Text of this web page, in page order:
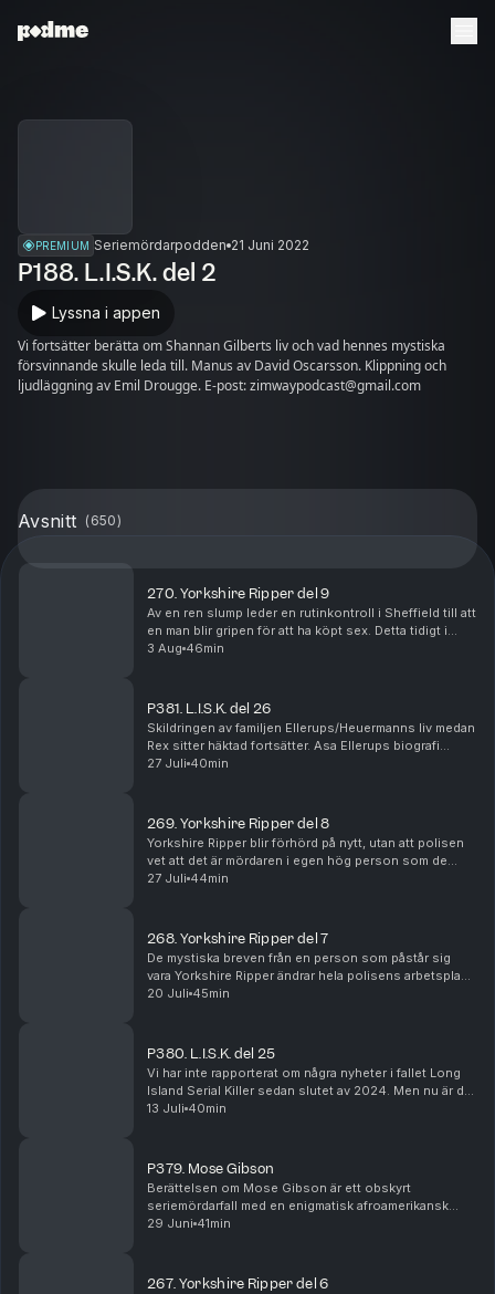
PREMIUM Seriemördarpodden 21 Juni 2022
P188. L.I.S.K. del 2
Lyssna i appen
Vi fortsätter berätta om Shannan Gilberts liv och vad hennes mystiska
försvinnande skulle leda till. Manus av David Oscarsson. Klippning och
ljudläggning av Emil Drougge. E-post: zimwaypodcast@gmail.com
Avsnitt ( 650)
270. Yorkshire Ripper del 9
Av en ren slump leder en rutinkontroll i Sheffield till att
en man blir gripen för att ha köpt sex. Detta tidigt i
januari, 1981. Det visar sig dock att omständigheterna
3 Aug 46min
P381. L.I.S.K. del 26
Skildringen av familjen Ellerups/Heuermanns liv medan
Rex sitter häktad fortsätter. Asa Ellerups biografi
broderas ut, och familjen får dessutom besök av
27 Juli 40min
269. Yorkshire Ripper del 8
Yorkshire Ripper blir förhörd på nytt, utan att polisen
vet att det är mördaren i egen hög person som de
pratar med. Utredningens interna byråkrati försvagar
27 Juli 44min
268. Yorkshire Ripper del 7
De mystiska breven från en person som påstår sig
vara Yorkshire Ripper ändrar hela polisens arbetsplan.
Utredningens koncentration läggs nu på staden
20 Juli 45min
P380. L.I.S.K. del 25
Vi har inte rapporterat om några nyheter i fallet Long
Island Serial Killer sedan slutet av 2024. Men nu är det
hög tid att återuppta det arbetet. I detta avsnitt
13 Juli 40min
P379. Mose Gibson
Berättelsen om Mose Gibson är ett obskyrt
seriemördarfall med en enigmatisk afroamerikansk
huvudperson, vars skuldfråga idag är omtvistad. Detta
29 Juni 41min
267. Yorkshire Ripper del 6